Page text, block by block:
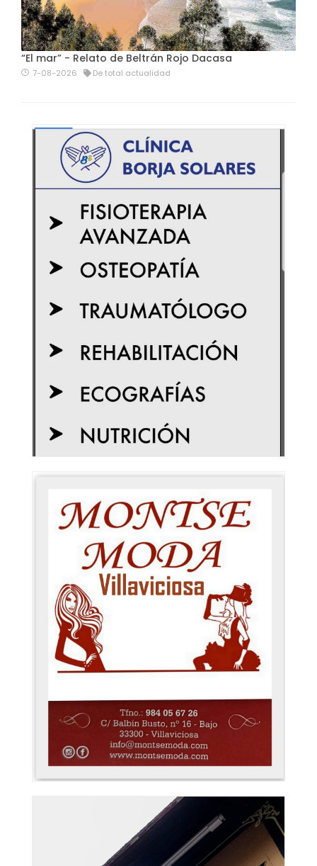
“El mar” - Relato de Beltrán Rojo Dacasa
7-08-2026 De total actualidad